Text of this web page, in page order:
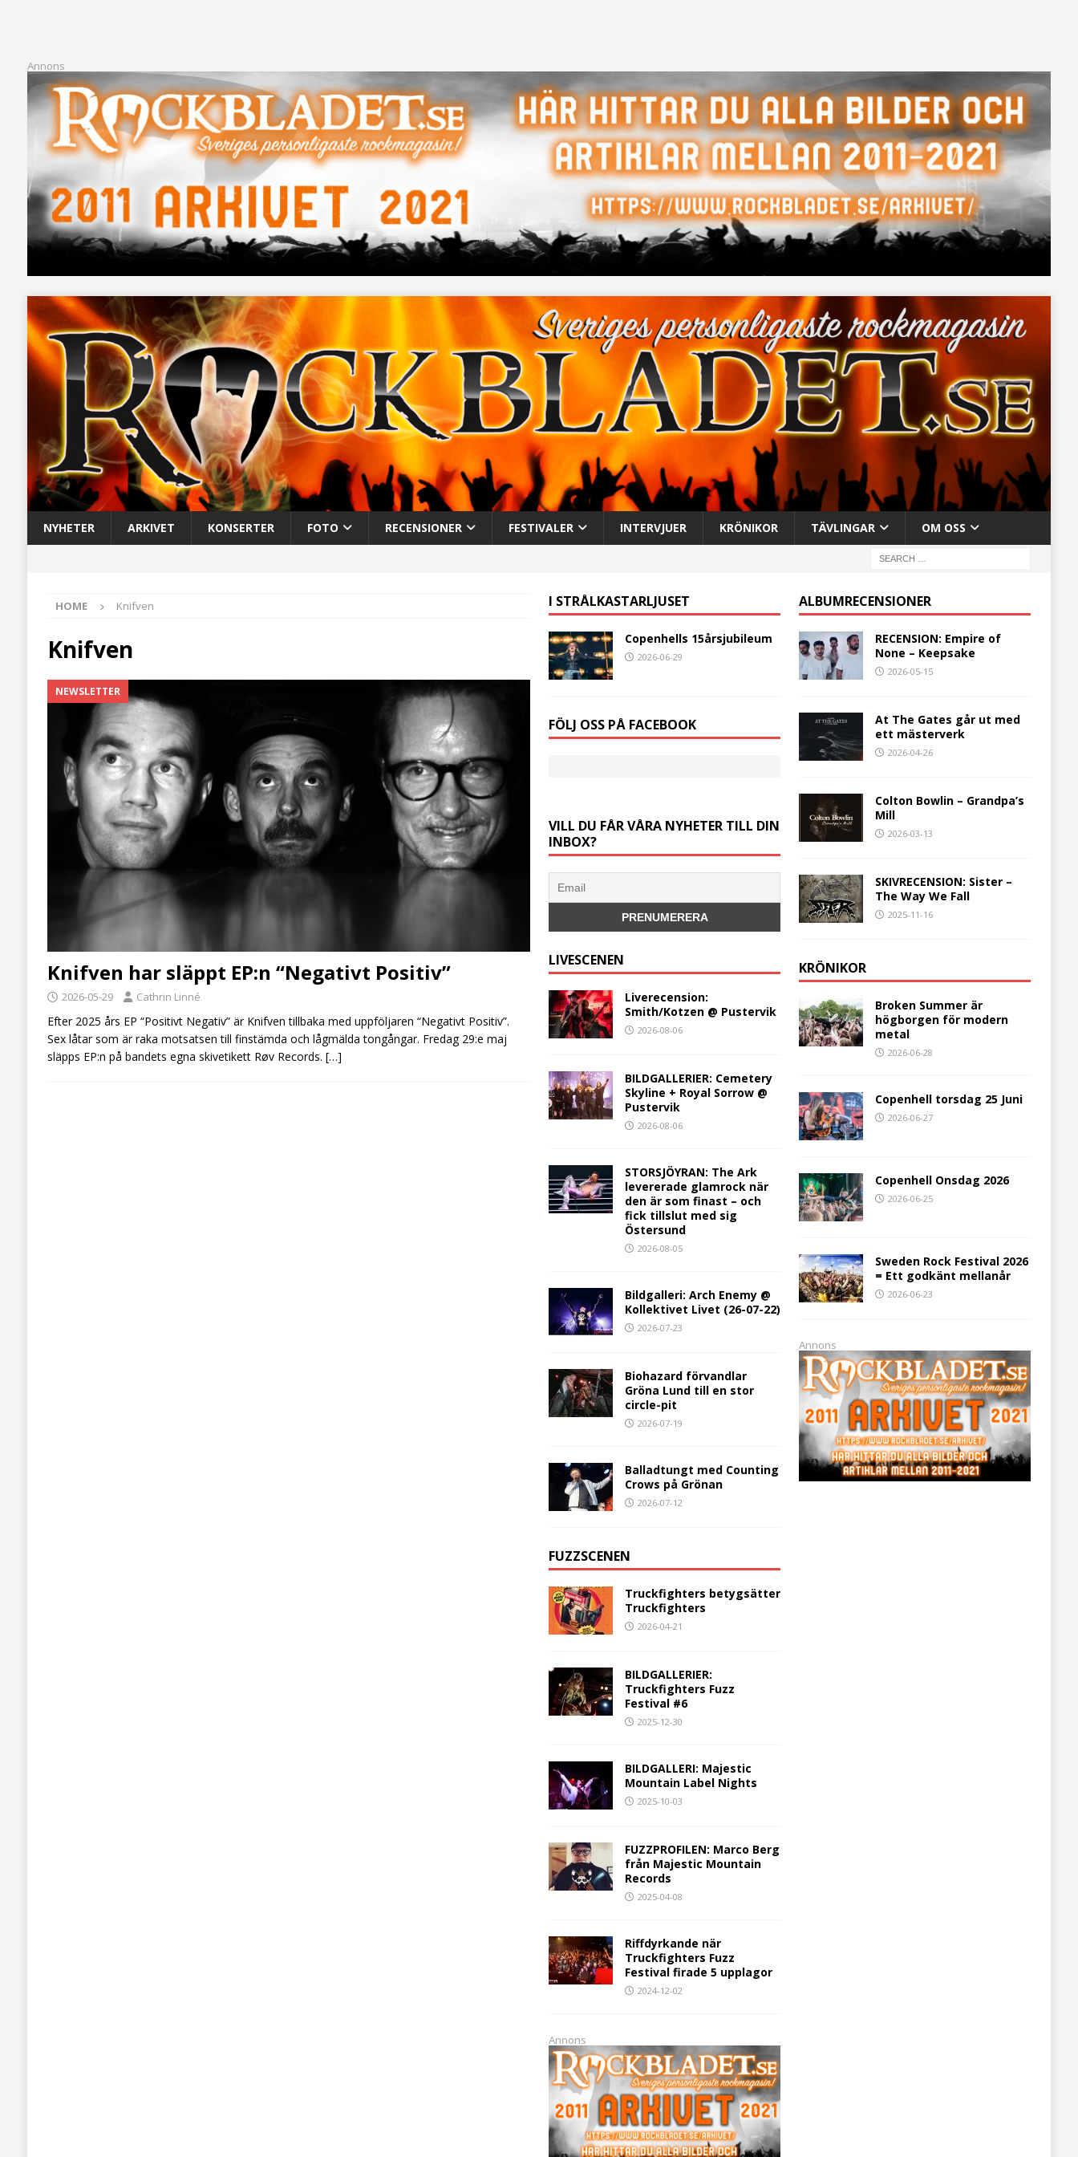
Annons
NYHETER ARKIVET KONSERTER FOTO RECENSIONER FESTIVALER INTERVJUER KRÖNIKOR TÄVLINGAR OM OSS
HOME Knifven
Knifven
NEWSLETTER
Knifven har släppt EP:n “Negativt Positiv”
2026-05-29 Cathrin Linné
Efter 2025 års EP “Positivt Negativ” är Knifven tillbaka med uppföljaren “Negativt Positiv”.
Sex låtar som är raka motsatsen till finstämda och lågmälda tongångar. Fredag 29:e maj
släpps EP:n på bandets egna skivetikett Røv Records. […]
I STRÅLKASTARLJUSET
Copenhells 15årsjubileum
2026-06-29
FÖLJ OSS PÅ FACEBOOK
VILL DU FÅR VÅRA NYHETER TILL DIN
INBOX?
LIVESCENEN
Liverecension:
Smith/Kotzen @ Pustervik
2026-08-06
BILDGALLERIER: Cemetery
Skyline + Royal Sorrow @
Pustervik
2026-08-06
STORSJÖYRAN: The Ark
levererade glamrock när
den är som finast – och
fick tillslut med sig
Östersund
2026-08-05
Bildgalleri: Arch Enemy @
Kollektivet Livet (26-07-22)
2026-07-23
Biohazard förvandlar
Gröna Lund till en stor
circle-pit
2026-07-19
Balladtungt med Counting
Crows på Grönan
2026-07-12
FUZZSCENEN
Truckfighters betygsätter
Truckfighters
2026-04-21
BILDGALLERIER:
Truckfighters Fuzz
Festival #6
2025-12-30
BILDGALLERI: Majestic
Mountain Label Nights
2025-10-03
FUZZPROFILEN: Marco Berg
från Majestic Mountain
Records
2025-04-08
Riffdyrkande när
Truckfighters Fuzz
Festival firade 5 upplagor
2024-12-02
Annons
ALBUMRECENSIONER
RECENSION: Empire of
None – Keepsake
2026-05-15
At The Gates går ut med
ett mästerverk
2026-04-26
Colton Bowlin – Grandpa’s
Mill
2026-03-13
SKIVRECENSION: Sister –
The Way We Fall
2025-11-16
KRÖNIKOR
Broken Summer är
högborgen för modern
metal
2026-06-28
Copenhell torsdag 25 Juni
2026-06-27
Copenhell Onsdag 2026
2026-06-25
Sweden Rock Festival 2026
= Ett godkänt mellanår
2026-06-23
Annons